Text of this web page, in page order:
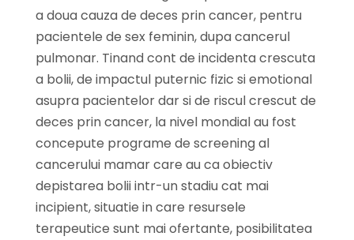
a doua cauza de deces prin cancer, pentru
pacientele de sex feminin, dupa cancerul
pulmonar. Tinand cont de incidenta crescuta
a bolii, de impactul puternic fizic si emotional
asupra pacientelor dar si de riscul crescut de
deces prin cancer, la nivel mondial au fost
concepute programe de screening al
cancerului mamar care au ca obiectiv
depistarea bolii intr-un stadiu cat mai
incipient, situatie in care resursele
terapeutice sunt mai ofertante, posibilitatea